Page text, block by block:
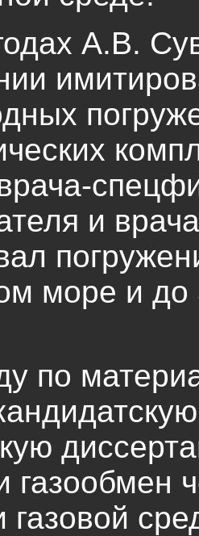
А.В.
и
море и
по
газообмен
газовой